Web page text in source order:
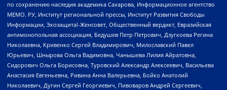
по сохранению наследия академика Сахарова, Информационное агентство
МЕМО. РУ, Институт региональной прессы, Институт Развития Свободы
Информации, Экозащита!-Женсовет, Общественный вердикт, Евразийская
антимонопольная ассоциация, Бедушев Петр Петрович, Дзугкоева Регина
Николаевна, Кривенко Сергей Владимирович, Милославский Павел
Юрьевич, Шнырова Ольга Вадимовна, Чанышева Лилия Айратовна,
Сидорович Ольга Борисовна, Туровский Александр Алексеевич, Васильева
Анастасия Евгеньевна, Ривина Анна Валерьевна, Бойко Анатолий
Николаевич, Дугин Сергей Георгиевич, Пивоваров Андрей Сергеевич,